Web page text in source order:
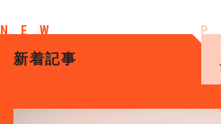
新着記事